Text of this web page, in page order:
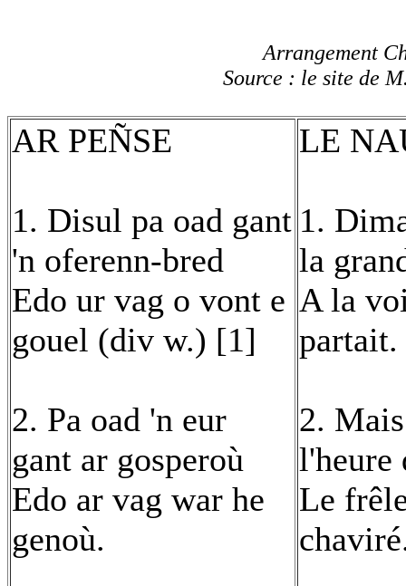
Arrangement
Source : le site de
AR PEÑSE
1. Disul pa oad gant
'n oferenn-bred
Edo ur vag o vont e
gouel (div w.) [1]
2. Pa oad 'n eur
gant ar gosperoù
Edo ar vag war he
genoù.
LE
1.
la
A la
2.
l'heure
Le